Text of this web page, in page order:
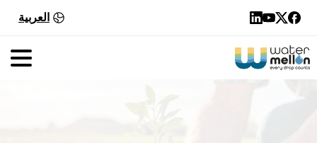
العربية